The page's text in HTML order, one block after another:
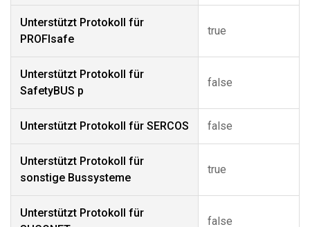
Unterstützt Protokoll für
PROFIsafe
true
Unterstützt Protokoll für
SafetyBUS p
false
Unterstützt Protokoll für SERCOS false
Unterstützt Protokoll für
sonstige Bussysteme
true
Unterstützt Protokoll für
false